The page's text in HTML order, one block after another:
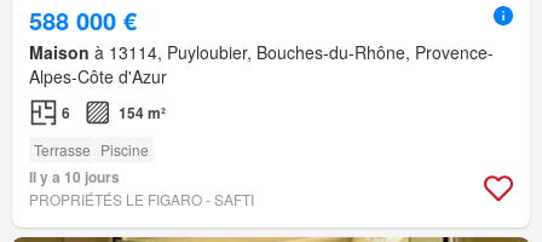
588 000 €
Maison à 13114, Puyloubier, Bouches-du-Rhône, Provence-
Alpes-Côte d'Azur
6 154 m²
Terrasse Piscine
Il y a 10 jours
PROPRIÉTÉS LE FIGARO - SAFTI